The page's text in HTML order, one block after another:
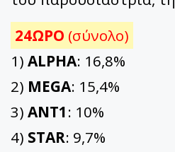
24ΩΡΟ (σύνολο)
1) ALPHA: 16,8%
2) MEGA: 15,4%
3) ΑΝΤ1: 10%
4) STAR: 9,7%